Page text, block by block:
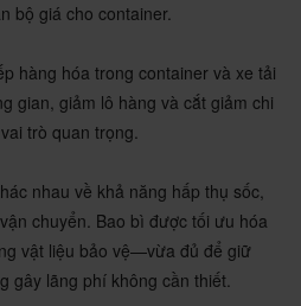
bộ giá cho container.
hàng hóa trong container và xe tải
gian, giảm lô hàng và cắt giảm chi
trò quan trọng.
nhau về khả năng hấp thụ sốc,
chuyển. Bao bì được tối ưu hóa
vật liệu bảo vệ—vừa đủ để giữ
gây lãng phí không cần thiết.